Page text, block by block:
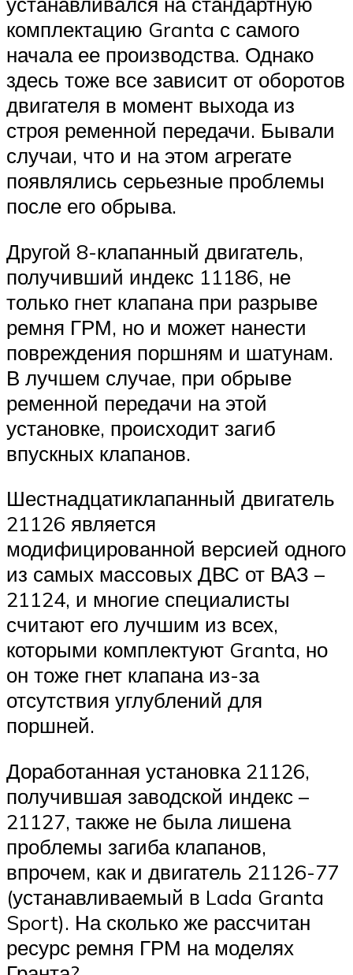
комплектацию Granta с самого
начала ее производства. Однако
здесь тоже все зависит от оборотов
двигателя в момент выхода из
строя ременной передачи. Бывали
случаи, что и на этом агрегате
появлялись серьезные проблемы
после его обрыва.
Другой 8-клапанный двигатель,
получивший индекс 11186, не
только гнет клапана при разрыве
ремня ГРМ, но и может нанести
повреждения поршням и шатунам.
В лучшем случае, при обрыве
ременной передачи на этой
установке, происходит загиб
впускных клапанов.
Шестнадцатиклапанный двигатель
21126 является
модифицированной версией одного
из самых массовых ДВС от ВАЗ –
21124, и многие специалисты
считают его лучшим из всех,
которыми комплектуют Granta, но
он тоже гнет клапана из-за
отсутствия углублений для
поршней.
Доработанная установка 21126,
получившая заводской индекс –
21127, также не была лишена
проблемы загиба клапанов,
впрочем, как и двигатель 21126-77
(устанавливаемый в Lada Granta
Sport). На сколько же рассчитан
ресурс ремня ГРМ на моделях